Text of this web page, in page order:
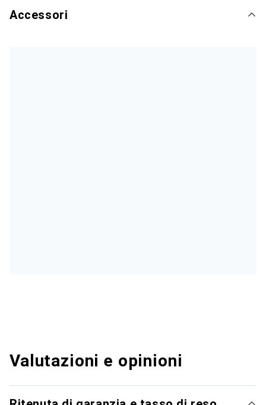
Accessori
Valutazioni e opinioni